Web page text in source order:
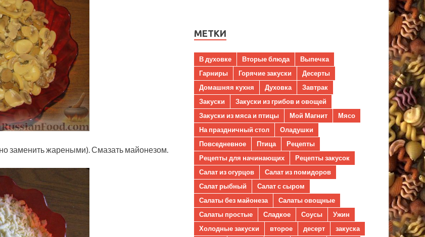
заменить жареными). Смазать майонезом.
МЕТКИ
В духовке Вторые блюда
Выпечка
Гарниры
Горячие закуски
Десерты
Домашняя кухня
Духовка
Завтрак
Закуски
Закуски из грибов и овощей
Закуски из мяса и птицы
Мой Магнит
Мясо
На праздничный стол
Оладушки
Повседневное
Птица
Рецепты
Рецепты для начинающих
Рецепты закусок
Салат из огурцов
Салат из помидоров
Салат рыбный
Салат с сыром
Салаты без майонеза
Салаты овощные
Салаты простые
Сладкое Соусы
Ужин
Холодные закуски
второе десерт
закуска